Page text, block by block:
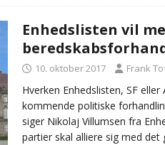
Enhedslisten vil
10. oktober 2017 Frank
Hverken Enhedslisten, SF
kommende politiske
siger Nikolaj Villumsen fra
partier skal alliere sig med det